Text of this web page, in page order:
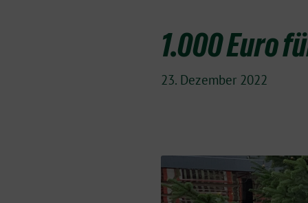
1.000 Euro
23. Dezember 2022